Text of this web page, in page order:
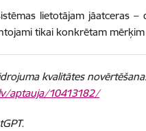
lietotājam jāatceras
tikai konkrētam
kvalitātes
aptauja/10413182/